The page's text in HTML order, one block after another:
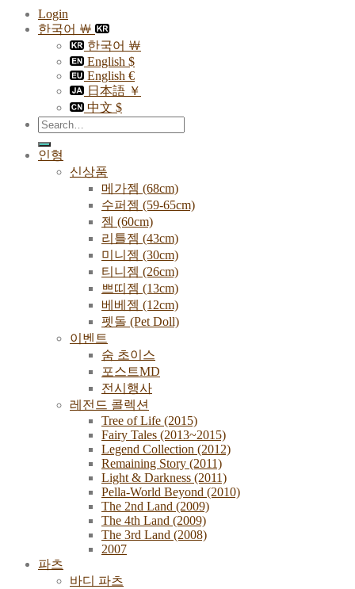
Login
한국어 ￦
한국어 ￦
English $
English €
日本語 ￥
中文 $
Search
for:
인형
신상품
메가젬 (68cm)
수퍼젬 (59-65cm)
젬 (60cm)
리틀젬 (43cm)
미니젬 (30cm)
티니젬 (26cm)
쁘띠젬 (13cm)
베베젬 (12cm)
펫돌 (Pet Doll)
이벤트
숨 초이스
포스트MD
전시행사
레전드 콜렉션
Tree of Life (2015)
Fairy Tales (2013~2015)
Legend Collection (2012)
Remaining Story (2011)
Light & Darkness (2011)
Pella-World Beyond (2010)
The 2nd Land (2009)
The 4th Land (2009)
The 3rd Land (2008)
2007
파츠
바디 파츠